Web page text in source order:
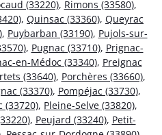
(33220), Rimons (33580),
, Quinsac (33360), Queyrac
, Puybarban (33190), Pujols-sur-
, Pugnac (33710), Prignac-
en-Médoc (33340), Preignac
(33640), Porchères (33660),
(33370), Pompéjac (33730),
(33720), Pleine-Selve (33820),
, Peujard (33240), Petit-